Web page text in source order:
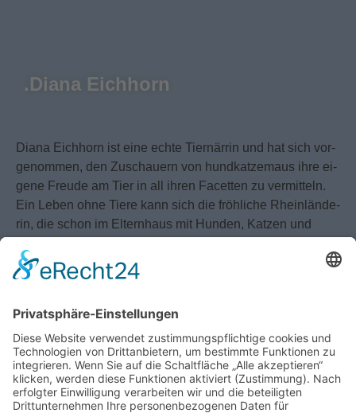
.Diana Eichhorn
Diana Eich­horn ist eine echte Tier­när­rin und hat sich vor­
ge­nom­men, den Zu­schau­ern von hund­kat­ze­maus ihre ei­
ge­ne Freu­de am Tier in all ihren Fa­cet­ten zu ver­mit­teln.
Ein Leben ohne Tiere kann sich die fröh­li­che Rhein­län­de­
rin, die schon im El­tern­haus mit Hun­den, Kat­zen und
Eich­horn mach­te mit 17 Jah­ren erst eine Aus­bil­dung zur
Kos­me­ti­ke­rin und Vi­sa­gis­tin, es folg­te eine kauf­män­ni­
zum Ab­itur auf dem zwei­ten Bil­dungs­weg be­gann sie
eine Aus­bil­dung in Spre­cher­zie­hung und Stimm­bil­dung,
nahm spä­ter Schau­spiel­un­ter­richt und ließ sich beim Mo­
de­ra­to­ren­trai­ning pro­fes­sio­nell coa­chen. Nach di­ver­sen
Rol­len als Schau­spie­le­rin und Mo­de­ra­tio­nen bei dem